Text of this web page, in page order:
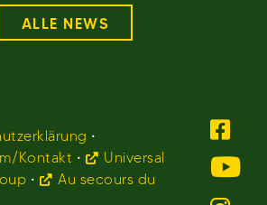
ALLE NEWS
•
Kontakt •
Universal
•
Au secours du